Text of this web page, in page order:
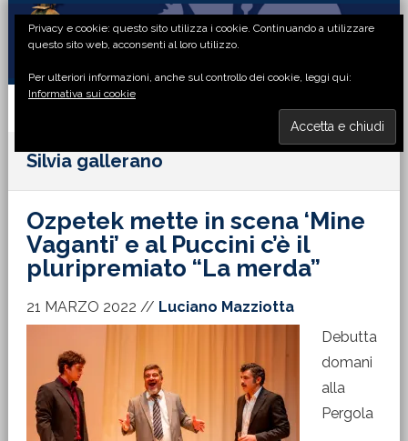
Passa
primaria
Passa
principale
Passa
laterale
Passa
di
Silvia gallerano
Ozpetek mette in scena ‘Mine
Vaganti’ e al Puccini c’è il
pluripremiato “La merda”
21 MARZO 2022 // Luciano Mazziotta
Debutta
domani
alla
Pergola
Privacy e cookie: questo sito utilizza i cookie. Continuando a utilizzare
questo sito web, acconsenti al loro utilizzo.
Per ulteriori informazioni, anche sul controllo dei cookie, leggi qui:
Informativa sui cookie